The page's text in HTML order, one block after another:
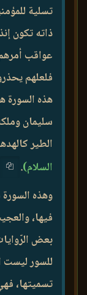
تسلية
ذاته تكون
عواقب
فلعلهم
هذه
سليمان
الطير
السلام).
وهذه
فيها،
بعض
للسور
تسميتها،